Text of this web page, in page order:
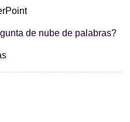
de nube de palabras?